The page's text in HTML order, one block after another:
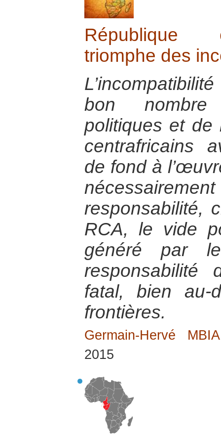
République
triomphe des
bon nombre
politiques et de
centrafricains
de fond à
responsabilité,
RCA, le vide
généré par
fatal, bien au-
frontières.
Germain-Hervé
2015